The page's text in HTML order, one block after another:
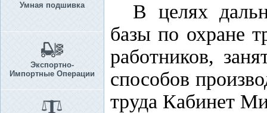
Умная подшивка
Экспортно-
Импортные Операции
В целях
базы по охране
работников,
способов
труда Кабинет